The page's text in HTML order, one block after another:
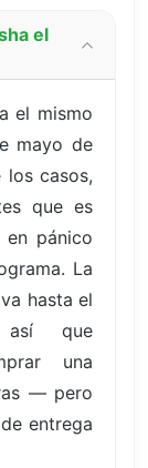
el
el mismo
mayo de
casos,
que es
en pánico
La
hasta el
así que
una
— pero
entrega